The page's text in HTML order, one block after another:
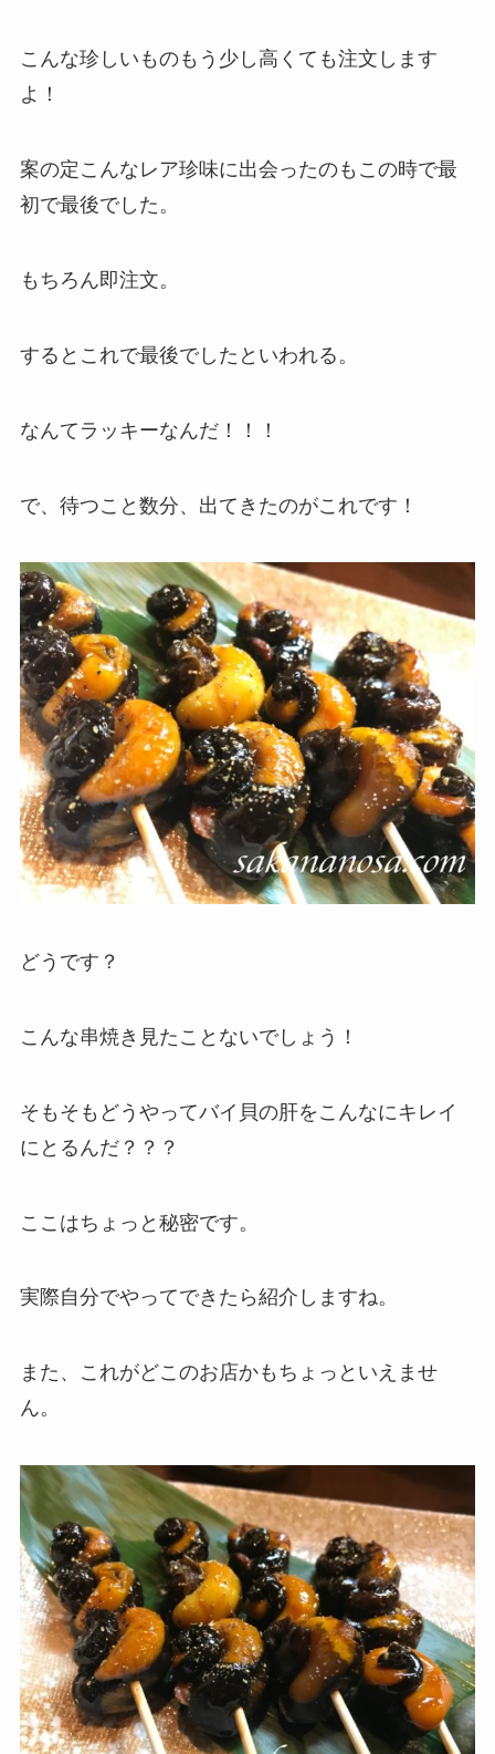
こんな珍しいものもう少し高くても注文します
よ！
案の定こんなレア珍味に出会ったのもこの時で最
初で最後でした。
もちろん即注文。
するとこれで最後でしたといわれる。
なんてラッキーなんだ！！！
で、待つこと数分、出てきたのがこれです！
どうです？
こんな串焼き見たことないでしょう！
そもそもどうやってバイ貝の肝をこんなにキレイ
にとるんだ？？？
ここはちょっと秘密です。
実際自分でやってできたら紹介しますね。
また、これがどこのお店かもちょっといえませ
ん。